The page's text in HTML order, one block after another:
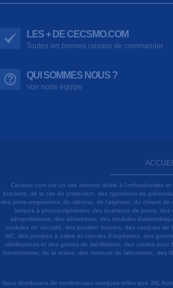
LES + DE CECSMO.COM
Toutes les bonnes raisons de commander
QUI SOMMES NOUS ?
Voir notre équipe
Cecsmo.com est un site internet dédié à l'orthodontiste
brackets, de la cire de protection, des typodonts de
des porte-empreintes, du silicone, de l'alginate, du ciment
lampes à photopolymériser, des écarteurs de joues,
aéropolisseurs, des détartreurs, des modules
modules de sécurité, des position trainers, des casques
WC, des pompes à salive et canules d'aspiration, des
stérilisateurs et des gaines de stérilisation, des cardes
thermoformer, de la résine, des moteurs de laboratoire, des
Nous distribuons de nombreuses marques telles que 3M,